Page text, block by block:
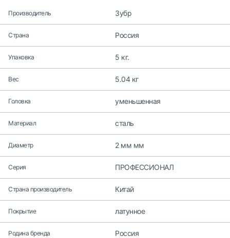
Производитель Зубр
Страна Россия
Упаковка 5 кг.
Вес 5.04 кг
Головка уменьшенная
Материал сталь
Диаметр 2 мм мм
Серия ПРОФЕССИОНАЛ
Страна производитель Китай
Покрытие латунное
Родина бренда Россия